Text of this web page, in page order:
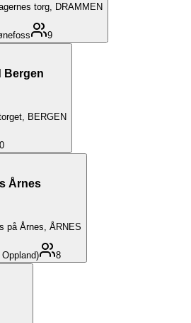
torg, DRAMMEN
9
Bergen
BERGEN
Årnes
på Årnes, ÅRNES
8